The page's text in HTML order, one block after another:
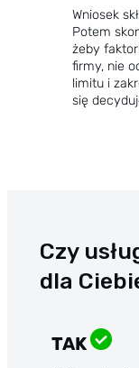
Wniosek
Potem
żeby
firmy, nie
limitu i
się
Czy
dla
TAK